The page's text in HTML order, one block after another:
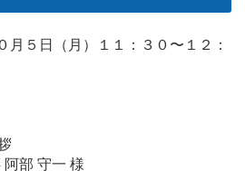
月５日（月）１１：３０〜１２：
阿部 守一 様